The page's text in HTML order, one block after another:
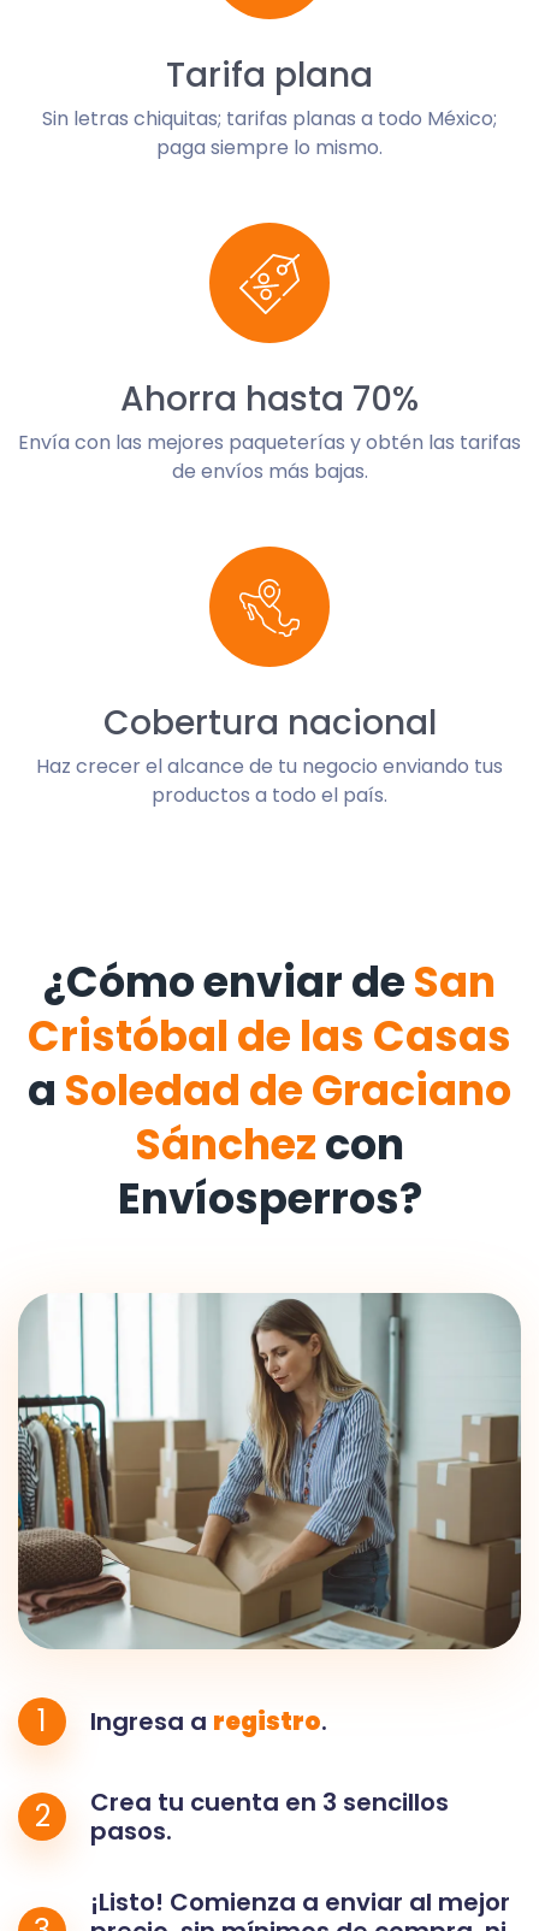
Tarifa plana
Sin letras chiquitas; tarifas planas a todo México;
paga siempre lo mismo.
Ahorra hasta 70%
Envía con las mejores paqueterías y obtén las tarifas
de envíos más bajas.
Cobertura nacional
Haz crecer el alcance de tu negocio enviando tus
productos a todo el país.
¿Cómo enviar deSan
Cristóbal de las Casas
a Soledad de Graciano
Sánchezcon
Envíosperros?
1 Ingresa a registro.
2
Crea tu cuenta en 3 sencillos
pasos.
¡Listo! Comienza a enviar al mejor